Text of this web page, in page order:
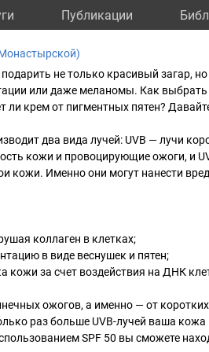
Публикации
не только красивый загар,
или даже меланомы. Как выбрать
ли крем от пигментных пятен?
два вида лучей: UVB — лучи
кожи и провоцирующие ожоги, и
кожи. Именно они могут нанести
коллаген в клетках;
в виде веснушек и пятен;
кожи за счет воздействия на ДНК
ожогов, а именно — от
раз больше UVB-лучей ваша
SPF 50 вы сможете